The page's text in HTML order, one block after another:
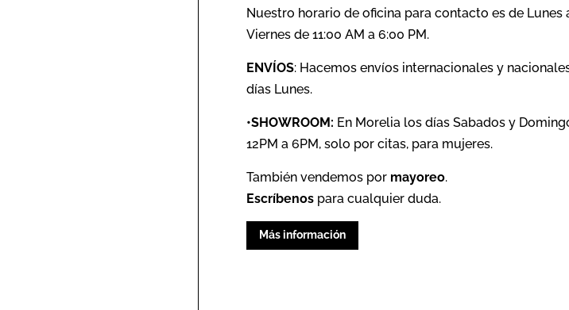
Nuestro horario de oficina para contacto es de Lunes
Viernes de 11:00 AM a 6:00 PM.
ENVÍOS: Hacemos envíos internacionales y
días Lunes.
•SHOWROOM: En Morelia los días Sabados y
12PM a 6PM, solo por citas, para mujeres.
También vendemos por mayoreo.
Escríbenos para cualquier duda.
Más información